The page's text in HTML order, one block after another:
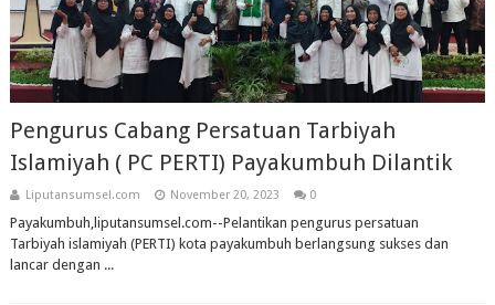
Pengurus Cabang Persatuan Tarbiyah
Islamiyah ( PC PERTI) Payakumbuh Dilantik
Liputansumsel.com November 20, 2023 0
Payakumbuh,liputansumsel.com--Pelantikan pengurus persatuan
Tarbiyah islamiyah (PERTI) kota payakumbuh berlangsung sukses dan
lancar dengan ...